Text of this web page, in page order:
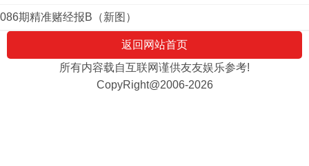
086期精准赌经报B（新图）
返回网站首页
所有内容载自互联网谨供友友娱乐参考!
CopyRight@2006-2026